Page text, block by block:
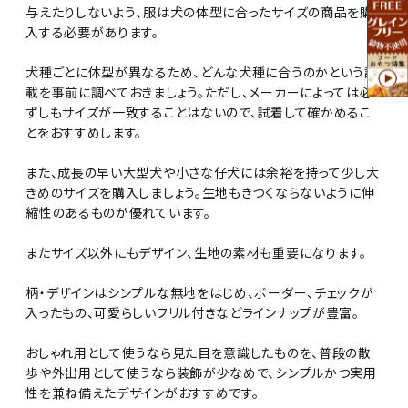
与えたりしないよう、服は犬の体型に合ったサイズの商品を購
入する必要があります。
犬種ごとに体型が異なるため、どんな犬種に合うのかという記
載を事前に調べておきましょう。ただし、メーカーによっては必
ずしもサイズが一致することはないので、試着して確かめるこ
とをおすすめします。
また、成長の早い大型犬や小さな仔犬には余裕を持って少し大
きめのサイズを購入しましょう。生地もきつくならないように伸
縮性のあるものが優れています。
またサイズ以外にもデザイン、生地の素材も重要になります。
柄・デザインはシンプルな無地をはじめ、ボーダー、チェックが
入ったもの、可愛らしいフリル付きなどラインナップが豊富。
おしゃれ用として使うなら見た目を意識したものを、普段の散
歩や外出用として使うなら装飾が少なめで、シンプルかつ実用
性を兼ね備えたデザインがおすすめです。